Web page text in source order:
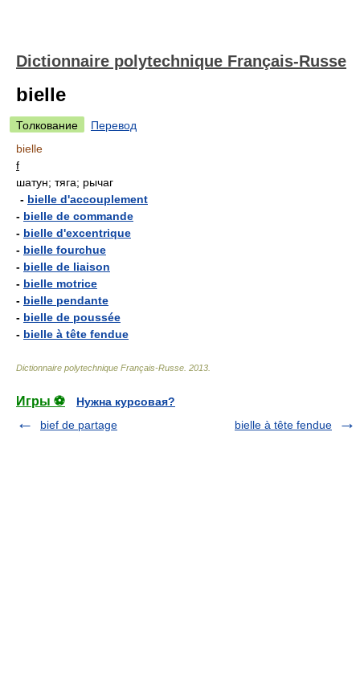
Dictionnaire polytechnique Français-Russe
bielle
Толкование
Перевод
bielle
f
шатун; тяга; рычаг
- bielle d'accouplement
- bielle de commande
- bielle d'excentrique
- bielle fourchue
- bielle de liaison
- bielle motrice
- bielle pendante
- bielle de poussée
- bielle à tête fendue
Dictionnaire polytechnique Français-Russe 2013
Игры ⚽
Нужна курсовая?
bief de partage
bielle à tête fendue